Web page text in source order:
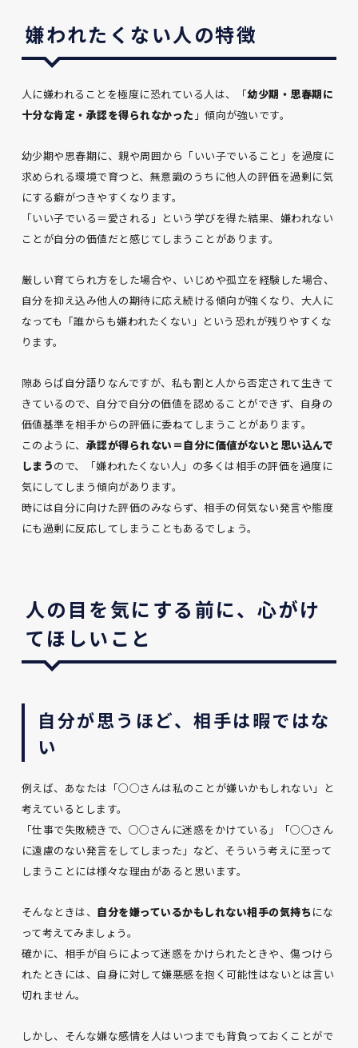
嫌われたくない人の特徴
人に嫌われることを極度に恐れている人は、「幼少期・思春期に
十分な肯定・承認を得られなかった 」傾向が強いです。
幼少期や思春期に、親や周囲から「いい子でいること」を過度に
求められる環境で育つと、無意識のうちに他人の評価を過剰に気
にする癖がつきやすくなります。
「いい子でいる＝愛される」という学びを得た結果、嫌われない
ことが自分の価値だと感じてしまうことがあります。
厳しい育てられ方をした場合や、いじめや孤立を経験した場合、
自分を抑え込み他人の期待に応え続ける傾向が強くなり、大人に
なっても「誰からも嫌われたくない」という恐れが残りやすくな
ります。
隙あらば自分語りなんですが、私も割と人から否定されて生きて
きているので、自分で自分の価値を認めることができず、自身の
価値基準を相手からの評価に委ねてしまうことがあります。
このように、 承認が得られない＝自分に価値がないと思い込んで
しまうので、「嫌われたくない人」の多くは相手の評価を過度に
気にしてしまう傾向があります。
時には自分に向けた評価のみならず、相手の何気ない発言や態度
にも過剰に反応してしまうこともあるでしょう。
人の目を気にする前に、心がけ
てほしいこと
自分が思うほど、相手は暇ではな
い
例えば、あなたは「○○さんは私のことが嫌いかもしれない」と
考えているとします。
「仕事で失敗続きで、○○さんに迷惑をかけている」「○○さん
に遠慮のない発言をしてしまった」など、そういう考えに至って
しまうことには様々な理由があると思います。
そんなときは、 自分を嫌っているかもしれない相手の気持ちにな
って考えてみましょう。
確かに、相手が自らによって迷惑をかけられたときや、傷つけら
れたときには、自身に対して嫌悪感を抱く可能性はないとは言い
切れません。
しかし、そんな嫌な感情を人はいつまでも背負っておくことがで